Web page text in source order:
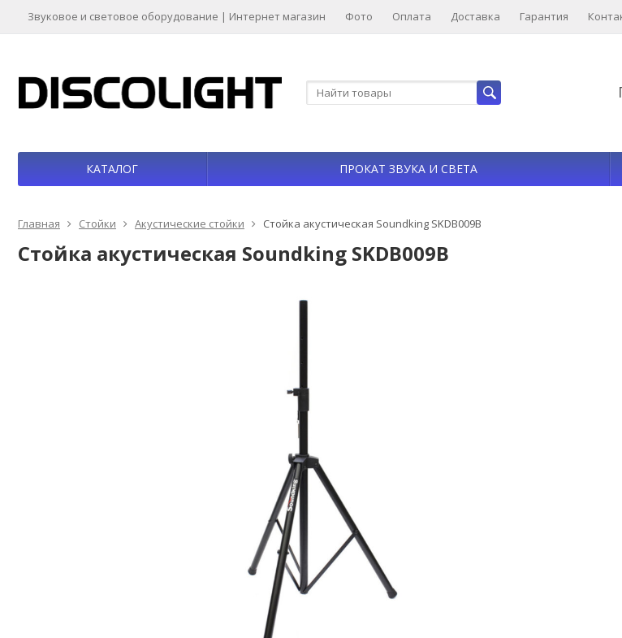
Звуковое и световое оборудование | Интернет магазин Фото Оплата Доставка Гарантия
КАТАЛОГ ПРОКАТ ЗВУКА И СВЕТА
Главная Стойки Акустические стойки Стойка акустическая Soundking SKDB009B
Стойка акустическая Soundking SKDB009B